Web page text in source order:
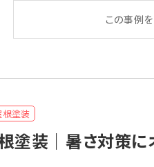
この事例
塗装
装｜暑さ対策に